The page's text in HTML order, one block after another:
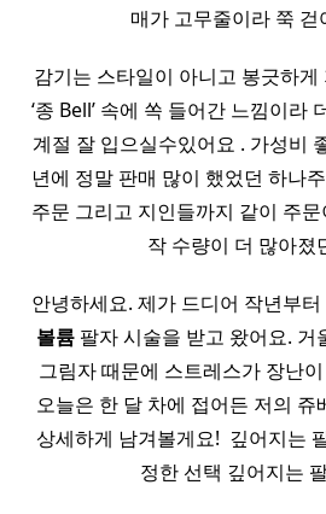
매가 고무줄이라 쭉
감기는 스타일이 아니고 봉긋하
‘종 Bell’ 속에 쏙 들어간 느낌이라
계절 잘 입으실수있어요 . 가성비
년에 정말 판매 많이 했었던 하나
주문 그리고 지인들까지 같이 주
작 수량이 더 많아졌
안녕하세요. 제가 드디어 작년부
볼륨 팔자 시술을 받고 왔어요. 거
그림자 때문에 스트레스가 장난
오늘은 한 달 차에 접어든 저의 쥬
상세하게 남겨볼게요! ​ 깊어지는
정한 선택 깊어지는